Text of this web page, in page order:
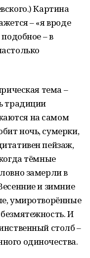
Картина
– «я вроде
– в
тема –
традиции
на самом
ночь, сумерки,
пейзаж,
тёмные
замерли в
и зимние
умиротворённые
И
столб –
одиночества.